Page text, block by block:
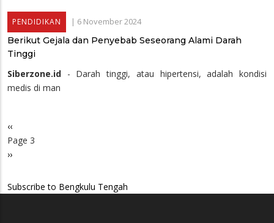
PENDIDIKAN | 6 November 2024
Berikut Gejala dan Penyebab Seseorang Alami Darah
Tinggi
Siberzone.id - Darah tinggi, atau hipertensi, adalah kondisi
medis di man
Pagination
Previous
page
‹‹
Page 3
Next
››
Subscribe to Bengkulu Tengah